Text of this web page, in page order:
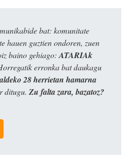
bat: komunitate
hauen guztien ondoren, zuen
baino gehiago:ATARIAk
erronka bat daukagu
28 herrietan hamarna
ditugu. Zu falta zara, bazatoz?